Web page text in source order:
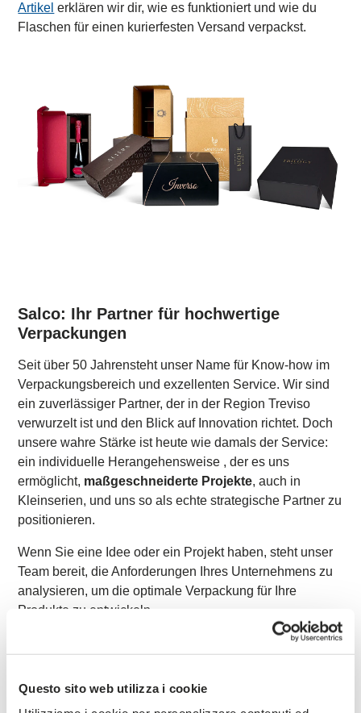
Questo sito web utilizza i cookie
Artikel erklären wir dir, wie es funktioniert und wie du
Flaschen für einen kurierfesten Versand verpackst.
Salco: Ihr Partner für hochwertige
Verpackungen
Seit über 50 Jahrensteht unser Name für Know-how im
Verpackungsbereich und exzellenten Service. Wir sind
ein zuverlässiger Partner, der in der Region Treviso
verwurzelt ist und den Blick auf Innovation richtet. Doch
unsere wahre Stärke ist heute wie damals der Service:
ein individuelle Herangehensweise , der es uns
ermöglicht, maßgeschneiderte Projekte, auch in
Kleinserien, und uns so als echte strategische Partner zu
positionieren.
Wenn Sie eine Idee oder ein Projekt haben, steht unser
Team bereit, die Anforderungen Ihres Unternehmens zu
analysieren, um die optimale Verpackung für Ihre
Produkte zu entwickeln.
Es ist an der Zeit, deinem Wein das Gewand zu geben,
Marke zur Geltung.